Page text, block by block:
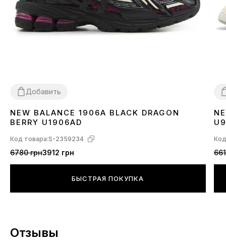
Добавить
3637 3839404142 4344 45
NEW BALANCE 1906A BLACK DRAGON
BERRY U1906AD
Код товара:S-2359234
6780 грн3912 грн
БЫСТРАЯ ПОКУПКА
Отзывы